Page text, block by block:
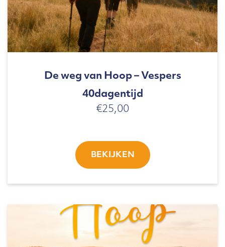
De weg van Hoop – Vespers
40dagentijd
€25,00
BEKIJKEN